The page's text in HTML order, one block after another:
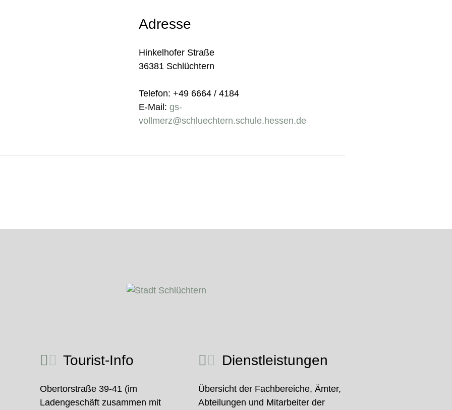
Adresse
Hinkelhofer Straße
36381 Schlüchtern
Telefon: +49 6664 / 4184
E-Mail:gs-
vollmerz@schluechtern.schule.hessen.de
Tourist-Info
Obertorstraße 39-41 (im
Ladengeschäft zusammen mit
Dienstleistungen
Übersicht der Fachbereiche, Ämter,
Abteilungen und Mitarbeiter der